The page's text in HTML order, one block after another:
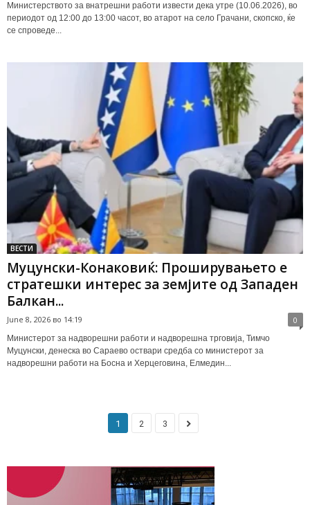
Министерството за внатрешни работи извести дека утре (10.06.2026), во
периодот од 12:00 до 13:00 часот, во атарот на село Грачани, скопско, ќе
се спроведе...
ВЕСТИ
Муцунски-Конаковиќ: Проширувањето е
стратешки интерес за земјите од Западен
Балкан...
June 8, 2026 во 14:19 0
Министерот за надворешни работи и надворешна трговија, Тимчо
Муцунски, денеска во Сараево оствари средба со министерот за
надворешни работи на Босна и Херцеговина, Елмедин...
1 2 3